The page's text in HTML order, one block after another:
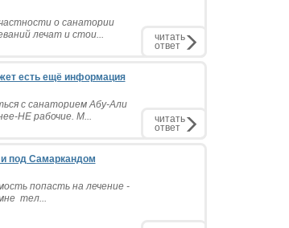
о санатории
лечат и стои...
читать
ответ
есть ещё информация
с санаторием Абу-Али
НЕ рабочие. М...
читать
ответ
под Самаркандом
попасть на лечение -
тел...